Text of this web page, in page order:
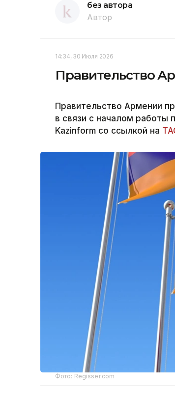
без автора
Автор
14:34, 30 Июля 2026
Правительство
Правительство Армении
в связи с началом работы
Kazinform со ссылкой на
Фото: Regisser.com